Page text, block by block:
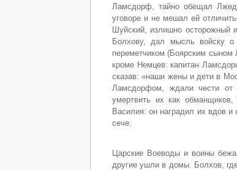
Ламсдорф, тайно обещал
уговоре и не мешал ей
Шуйский, излишно осторожный
Болхову, дал мысль войску о
переметчиком (Боярским
кроме Немцев: капитан
сказав: «наши жены и дети в
Ламсдорфом, ждали чести от
умертвить их как
Василия: он наградил их вдов
сече.
Царские Воеводы и воины
другие ушли в домы. Болхов,